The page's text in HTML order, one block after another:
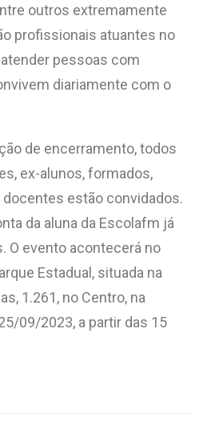
outros extremamente
profissionais atuantes no
pessoas com
diariamente com o
de encerramento, todos
ex-alunos, formados,
estão convidados.
da aluna da Escolafm já
O evento acontecerá no
Estadual, situada na
1.261, no Centro, na
09/2023, a partir das 15